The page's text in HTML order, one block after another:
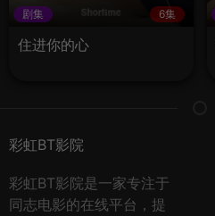
剧集 6集
住进你的心
彩虹BT影院
彩虹BT影院是一家专注于
同志电影的在线平台，提